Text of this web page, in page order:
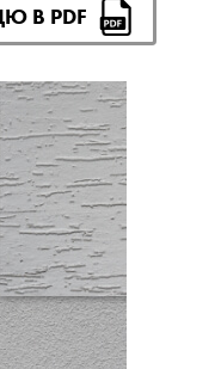
В PDF